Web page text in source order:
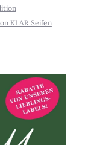
KLAR Seifen